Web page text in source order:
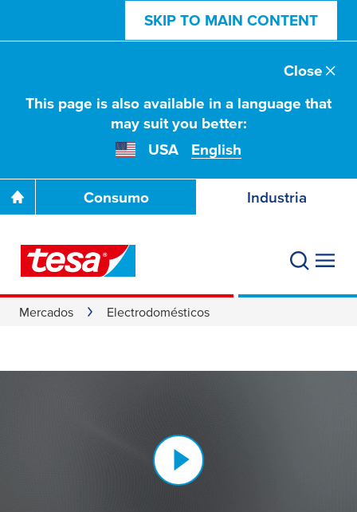
SKIP TO MAIN CONTENT
This page is also available in a language that
may suit you better:
USA
English
Close
Consumo Industria
Mercados Electrodomésticos